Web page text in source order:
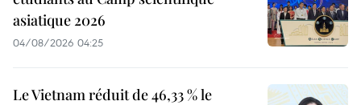
asiatique 2026
04/08/2026 04:25
Le Vietnam réduit de 46,33 % le